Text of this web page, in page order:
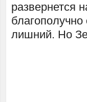
развернется
лишний. Но